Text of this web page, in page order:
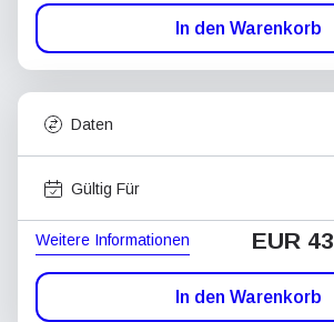
In den Warenkorb
Daten
Gültig Für
Weitere Informationen EUR 43
In den Warenkorb